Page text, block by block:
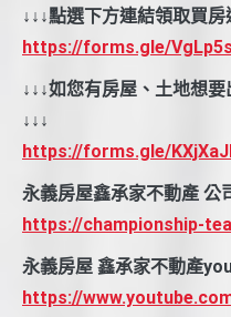
↓↓↓點選下方連結領取買
https://forms.gle/
↓↓↓如您有房屋、土地想
↓↓↓
https://forms.gle/
永義房屋鑫承家不動產 公
https://championship-
永義房屋 鑫承家不動產
https://